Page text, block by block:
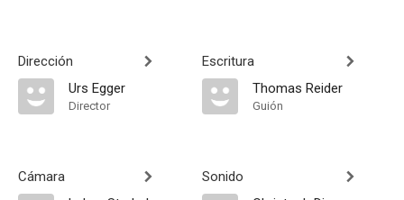
Dirección
Urs Egger
Director
Cámara
Escritura
Thomas Reider
Guión
Sonido